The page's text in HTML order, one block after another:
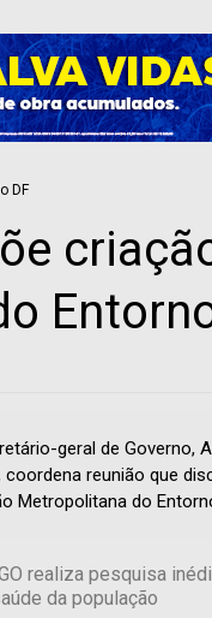
geral de Governo,
coordena reunião que
Metropolitana do
realiza pesquisa
da população